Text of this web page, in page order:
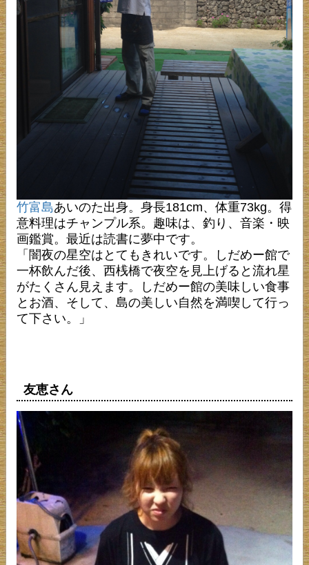
竹富島あいのた出身。身長181cm、体重73kg。得
意料理はチャンプル系。趣味は、釣り、音楽・映
画鑑賞。最近は読書に夢中です。
「闇夜の星空はとてもきれいです。しだめー館で
一杯飲んだ後、西桟橋で夜空を見上げると流れ星
がたくさん見えます。しだめー館の美味しい食事
とお酒、そして、島の美しい自然を満喫して行っ
て下さい。」
友恵さん